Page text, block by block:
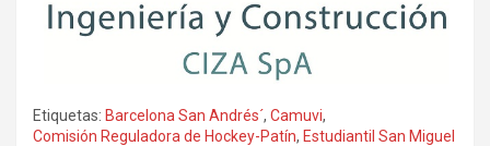
Etiquetas: Barcelona San Andrés´, Camuvi,
Comisión Reguladora de Hockey-Patín, Estudiantil San Miguel